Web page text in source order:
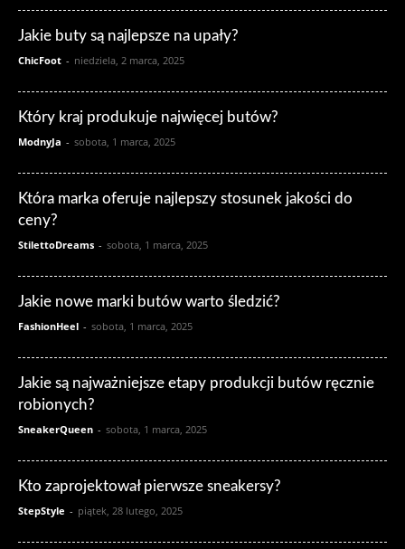
Jakie buty są najlepsze na upały?
ChicFoot - niedziela, 2 marca, 2025
Który kraj produkuje najwięcej butów?
ModnyJa - sobota, 1 marca, 2025
Która marka oferuje najlepszy stosunek jakości do
ceny?
StilettoDreams - sobota, 1 marca, 2025
Jakie nowe marki butów warto śledzić?
FashionHeel - sobota, 1 marca, 2025
Jakie są najważniejsze etapy produkcji butów ręcznie
robionych?
SneakerQueen - sobota, 1 marca, 2025
Kto zaprojektował pierwsze sneakersy?
StepStyle - piątek, 28 lutego, 2025